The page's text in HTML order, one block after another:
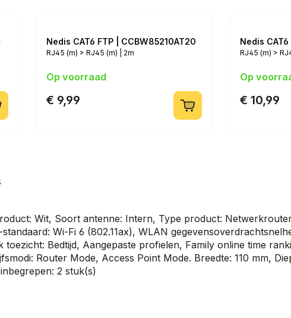
Nedis CAT6 FTP | CCBW85210AT20
RJ45 (m) > RJ45 (m) | 2m
Op voorraad
€ 9,99
Nedis
RJ45 (m) >
Op
€ 10,99
Wit, Soort antenne: Intern, Type product:
Wi-Fi 6 (802.11ax), WLAN
Bedtijd, Aangepaste profielen, Family online time
Router Mode, Access Point Mode. Breedte: 110 mm,
2 stuk(s)